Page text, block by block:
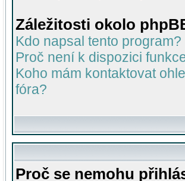
Záležitosti okolo
Kdo napsal tento program?
Proč není k dispozici
Koho mám kontaktovat
fóra?
Proč se nemohu